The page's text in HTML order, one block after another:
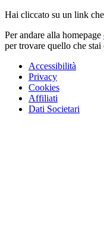
Hai cliccato su un link
Per andare alla homepage
per trovare quello che stai
Accessibilità
Privacy
Cookies
Affiliati
Dati Societari